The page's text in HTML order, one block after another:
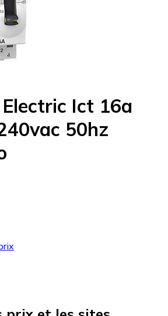
Ict 16a
50hz